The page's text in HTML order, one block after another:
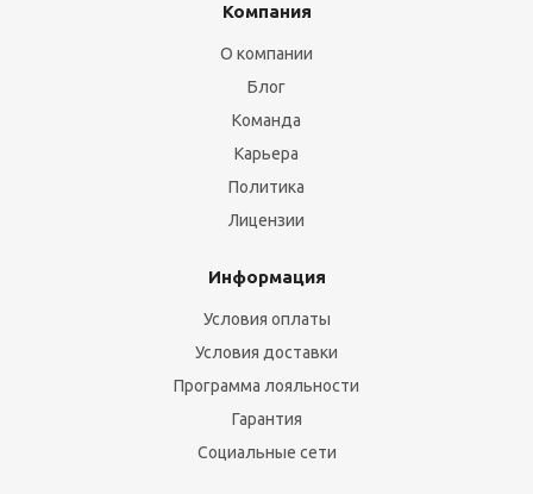
Компания
О компании
Блог
Команда
Карьера
Политика
Лицензии
Информация
Условия оплаты
Условия доставки
Программа лояльности
Гарантия
Социальные сети